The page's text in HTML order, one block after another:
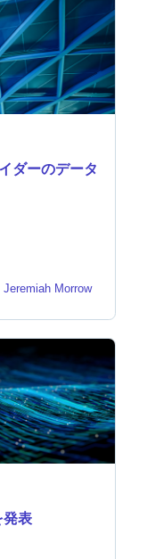
ダーのデータ
Jeremiah Morrow
表